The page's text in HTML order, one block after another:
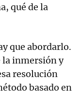
qué de la
que abordarlo.
la inmersión y
resolución
basado en